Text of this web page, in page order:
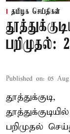
தமிழக செய்திகள்
பறிமுதல்:
Published on: 05
தூத்துக்குடி,
தூத்துக்குடி
பறிமுதல்